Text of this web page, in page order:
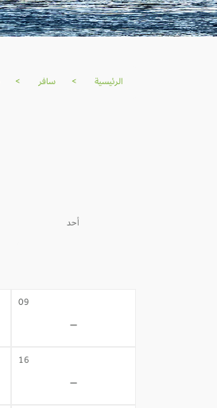
الرئيسية > سافر >
أحد
09
-
16
-